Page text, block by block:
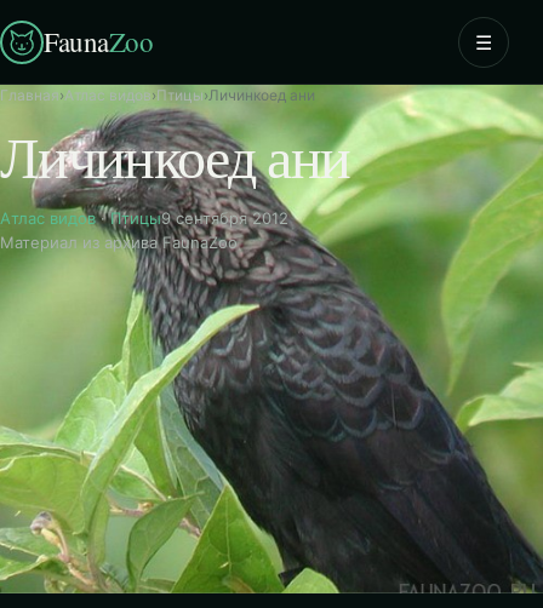
FaunaZoo ☰
Главная›Атлас видов›Птицы›Личинкоед ани
Личинкоед ани
Атлас видов·Птицы9 сентября 2012
Материал из архива FaunaZoo